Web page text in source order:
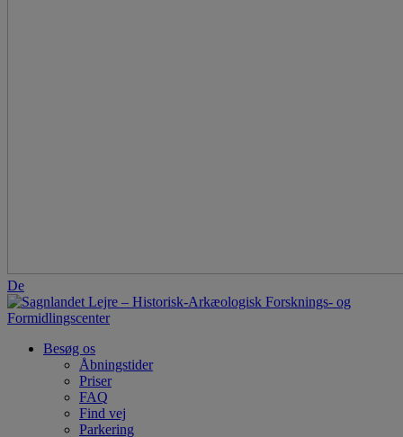
De
Besøg os
Åbningstider
Priser
FAQ
Find vej
Parkering